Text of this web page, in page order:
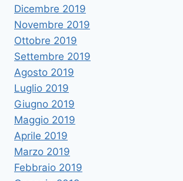
Dicembre 2019
Novembre 2019
Ottobre 2019
Settembre 2019
Agosto 2019
Luglio 2019
Giugno 2019
Maggio 2019
Aprile 2019
Marzo 2019
Febbraio 2019